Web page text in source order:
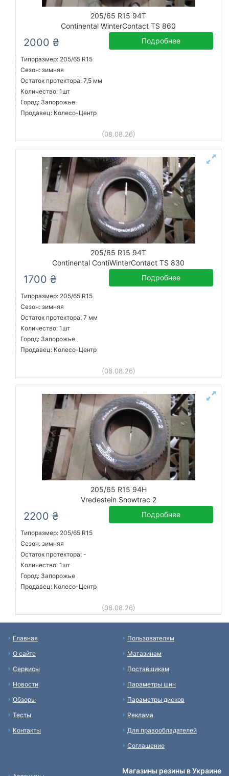
205/65 R15 94T
Continental WinterContact TS 860
2000 ₴ Подробнее
Типоразмер: 205/65 R15
Сезон: зимняя
Остаток протектора: 7,5 мм
Количество: 1шт
Город: Запорожье
Продавец: Колесо-Центр
(08.08.26)
205/65 R15 94T
Continental ContiWinterContact TS 830
1700 ₴ Подробнее
Типоразмер: 205/65 R15
Сезон: зимняя
Остаток протектора: 7 мм
Количество: 1шт
Город: Запорожье
Продавец: Колесо-Центр
(08.08.26)
205/65 R15 94H
Vredestein Snowtrac 2
2200 ₴ Подробнее
Типоразмер: 205/65 R15
Сезон: зимняя
Остаток протектора: -
Количество: 1шт
Город: Запорожье
Продавец: Колесо-Центр
(08.08.26)
Главная
О сайте
Сервисы
Новости
Обзоры
Тесты
Контакты
Пользователям
Магазинам
Поставщикам
Параметры шин
Параметры дисков
Реклама
Для правообладателей
Соглашение
Магазины резины в Украине